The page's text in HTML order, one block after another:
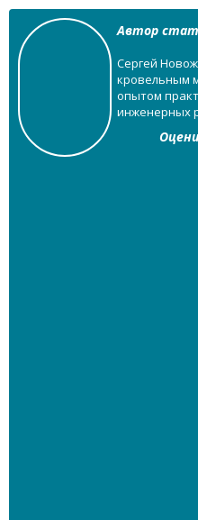
Автор
Сергей
кровельным
опытом
инженерных